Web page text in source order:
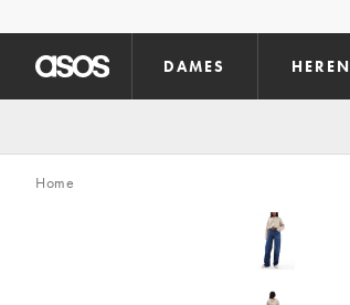
DAMES HEREN
Home